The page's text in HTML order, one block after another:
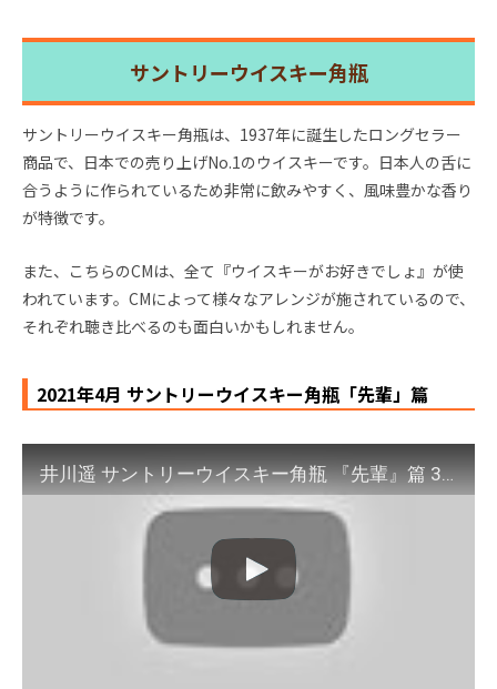
サントリーウイスキー角瓶
サントリーウイスキー角瓶は、1937年に誕生したロングセラー
商品で、日本での売り上げNo.1のウイスキーです。日本人の舌に
合うように作られているため非常に飲みやすく、風味豊かな香り
が特徴です。
また、こちらのCMは、全て『ウイスキーがお好きでしょ』が使
われています。CMによって様々なアレンジが施されているので、
それぞれ聴き比べるのも面白いかもしれません。
2021年4月 サントリーウイスキー角瓶「先輩」篇
井川遥 サントリーウイスキー角瓶 『先輩』篇 30秒 角ハイボールCM